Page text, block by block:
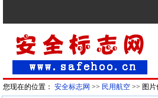
您现在的位置： 安全标志网 >> 民用航空>> 图片